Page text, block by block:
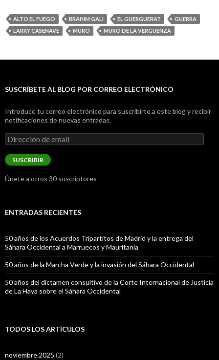
ALTO EL FUEGO BRAHIM GALI EL GUERGUERAT
GUERRA
LARRY CASENAVE
MURO MURO DE LA VERGÜENZA
SUSCRÍBETE AL BLOG POR CORREO ELECTRÓNICO
Introduce tu correo electrónico para suscribirte a este blog y recibir
notificaciones de nuevas entradas.
Dirección
de
email
SUSCRIBIR
Únete a otros 30 suscriptores
ENTRADAS RECIENTES
50 años de los Acuerdos Tripartitos de Madrid y la entrega del
Sáhara Occidental a Marruecos y Mauritania
50 años de la Marcha Verde y la invasión del Sáhara Occidental
50 años del dictamen consultivo de la Corte Internacional de Justicia
de La Haya sobre el Sáhara Occidental
TODOS LOS ARTÍCULOS
noviembre 2025 (2)